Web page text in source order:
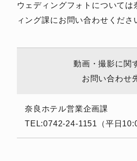
ウェディングフォトについては
ィング課にお問い合わせくださ
動画・撮影に関
お問い合わせ
奈良ホテル営業企画課
TEL:0742-24-1151（平日